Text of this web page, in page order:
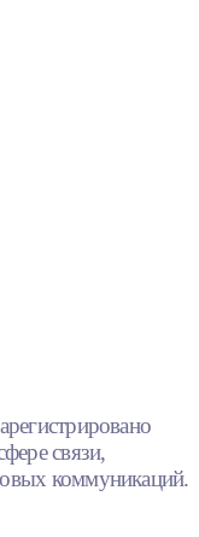
связи,
коммуникаций.